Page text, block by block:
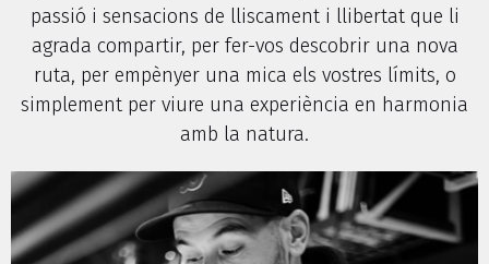
passió i sensacions de lliscament i llibertat que li
agrada compartir, per fer-vos descobrir una nova
ruta, per empènyer una mica els vostres límits, o
simplement per viure una experiència en harmonia
amb la natura.